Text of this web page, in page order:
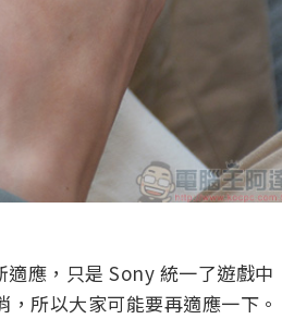
應，只是 Sony 統一了遊戲中
所以大家可能要再適應一下。